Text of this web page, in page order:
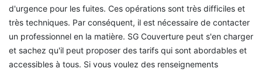
d'urgence pour les fuites. Ces opérations sont très difficiles et
très techniques. Par conséquent, il est nécessaire de contacter
un professionnel en la matière. SG Couverture peut s'en charger
et sachez qu'il peut proposer des tarifs qui sont abordables et
accessibles à tous. Si vous voulez des renseignements